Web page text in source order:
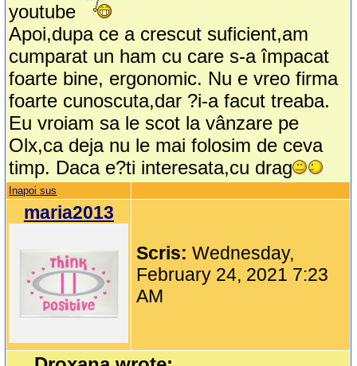
youtube
Apoi,dupa ce a crescut suficient,am
cumparat un ham cu care s-a împacat
foarte bine, ergonomic. Nu e vreo firma
foarte cunoscuta,dar ?i-a facut treaba.
Eu vroiam sa le scot la vânzare pe
Olx,ca deja nu le mai folosim de ceva
timp. Daca e?ti interesata,cu drag
Inapoi sus
maria2013
Scris:Wednesday,
February 24, 2021 7:23
AM